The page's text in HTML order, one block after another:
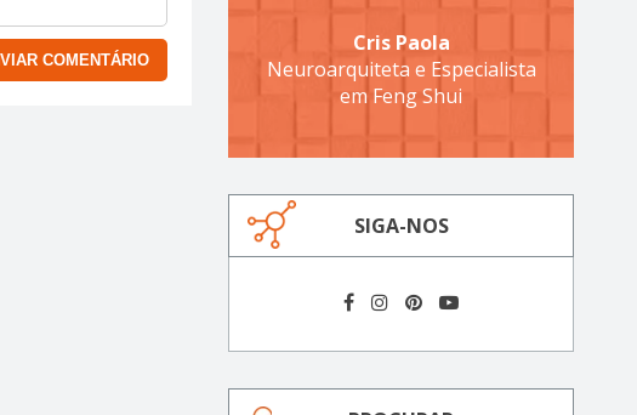
Cris Paola
Neuroarquiteta e Especialista
em Feng Shui
SIGA-NOS